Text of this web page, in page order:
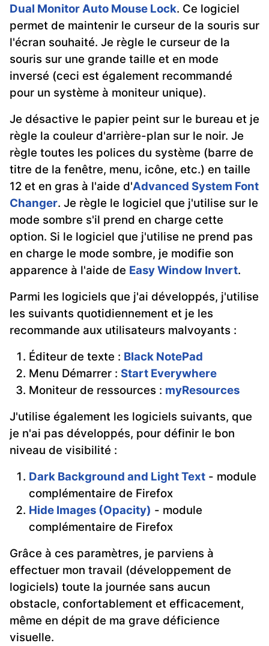
Dual Monitor Auto Mouse Lock. Ce logiciel
permet de maintenir le curseur de la souris sur
l'écran souhaité. Je règle le curseur de la
souris sur une grande taille et en mode
inversé (ceci est également recommandé
pour un système à moniteur unique).
Je désactive le papier peint sur le bureau et je
règle la couleur d'arrière-plan sur le noir. Je
règle toutes les polices du système (barre de
titre de la fenêtre, menu, icône, etc.) en taille
12 et en gras à l'aide d'Advanced System Font
Changer. Je règle le logiciel que j'utilise sur le
mode sombre s'il prend en charge cette
option. Si le logiciel que j'utilise ne prend pas
en charge le mode sombre, je modifie son
apparence à l'aide de Easy Window Invert.
Parmi les logiciels que j'ai développés, j'utilise
les suivants quotidiennement et je les
recommande aux utilisateurs malvoyants :
Éditeur de texte : Black NotePad
Menu Démarrer : Start Everywhere
Moniteur de ressources : myResources
J'utilise également les logiciels suivants, que
je n'ai pas développés, pour définir le bon
niveau de visibilité :
Dark Background and Light Text - module
complémentaire de Firefox
Hide Images (Opacity) - module
complémentaire de Firefox
Grâce à ces paramètres, je parviens à
effectuer mon travail (développement de
logiciels) toute la journée sans aucun
obstacle, confortablement et efficacement,
même en dépit de ma grave déficience
visuelle.